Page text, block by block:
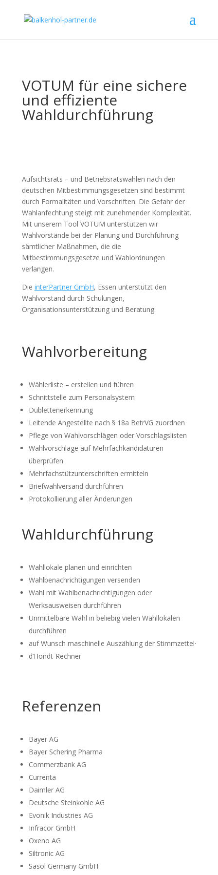
VOTUM für eine sichere
und effiziente
Wahldurchführung
Aufsichtsrats – und Betriebsratswahlen nach den
deutschen Mitbestimmungsgesetzen sind bestimmt
durch Formalitäten und Vorschriften. Die Gefahr der
Wahlanfechtung steigt mit zunehmender Komplexität.
Mit unserem Tool VOTUM unterstützen wir
Wahlvorstände bei der Planung und Durchführung
sämtlicher Maßnahmen, die die
Mitbestimmungsgesetze und Wahlordnungen
verlangen.
Die interPartner GmbH, Essen unterstützt den
Wahlvorstand durch Schulungen,
Organisationsunterstützung und Beratung.
Wahlvorbereitung
Wählerliste – erstellen und führen
Schnittstelle zum Personalsystem
Dublettenerkennung
Leitende Angestellte nach § 18a BetrVG zuordnen
Pflege von Wahlvorschlägen oder Vorschlagslisten
Wahlvorschläge auf Mehrfachkandidaturen
überprüfen
Mehrfachstützunterschriften ermitteln
Briefwahlversand durchführen
Protokollierung aller Änderungen
Wahldurchführung
Wahllokale planen und einrichten
Wahlbenachrichtigungen versenden
Wahl mit Wahlbenachrichtigungen oder
Werksausweisen durchführen
Unmittelbare Wahl in beliebig vielen Wahllokalen
durchführen
auf Wunsch maschinelle Auszählung der Stimmzettel·
d’Hondt-Rechner
Referenzen
Bayer AG
Bayer Schering Pharma
Commerzbank AG
Currenta
Daimler AG
Deutsche Steinkohle AG
Evonik Industries AG
Infracor GmbH
Oxeno AG
Siltronic AG
Sasol Germany GmbH